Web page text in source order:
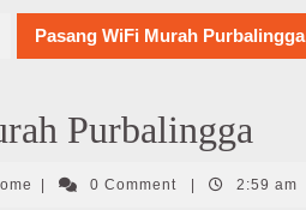
Pasang WiFi Murah Purbalingga
Purbalingga
IndiHome0 Comment 2:59 am